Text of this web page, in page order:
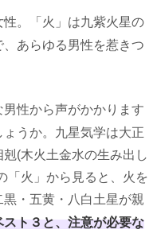
。「火」は九紫火星の
、あらゆる男性を惹きつ
性から声がかかります
うか。九星気学は大正
(木火土金水の生み出し
「火」から見ると、火を
・五黄・八白土星が親
スト３と、注意が必要な